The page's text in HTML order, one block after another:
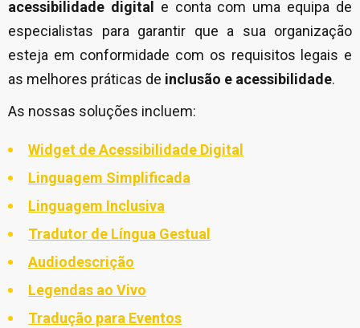
acessibilidade digital
e conta com uma equipa de
especialistas para garantir que a sua organização
esteja em conformidade com os requisitos legais e
as melhores práticas de inclusão e acessibilidade.
As nossas soluções incluem:
Widget de Acessibilidade Digital
Linguagem Simplificada
Linguagem Inclusiva
Tradutor de Língua Gestual
Audiodescrição
Legendas ao Vivo
Tradução para Eventos